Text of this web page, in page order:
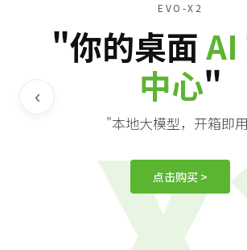
EVO-X2
"你的桌面AI
中心"
"本地大模型，开箱即
点击购买 >
‹